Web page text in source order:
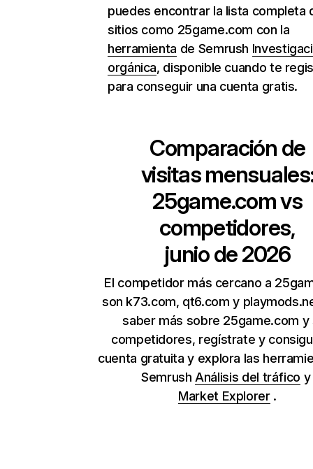
puedes encontrar la lista completa
sitios como 25game.com con la
herramienta de Semrush
orgánica, disponible cuando te
para conseguir una cuenta gratis.
Comparación de
visitas
25game.comvs
competidores,
junio de 2026
El competidor más cercano a
son k73.com, qt6.com y
saber más sobre 25game.com y
competidores, regístrate y
cuenta gratuita y explora las
Semrush Análisis del tráfico y
Market Explorer.